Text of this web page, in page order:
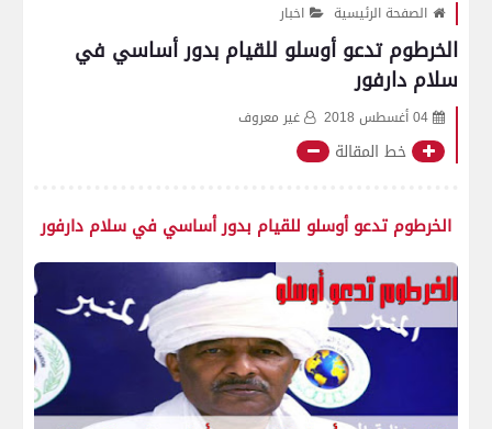
الصفحة الرئيسية اخبار
الخرطوم تدعو أوسلو للقيام بدور أساسي في
سلام دارفور
04 أغسطس 2018 غير معروف
خط المقالة
الخرطوم تدعو أوسلو للقيام بدور أساسي في سلام دارفور